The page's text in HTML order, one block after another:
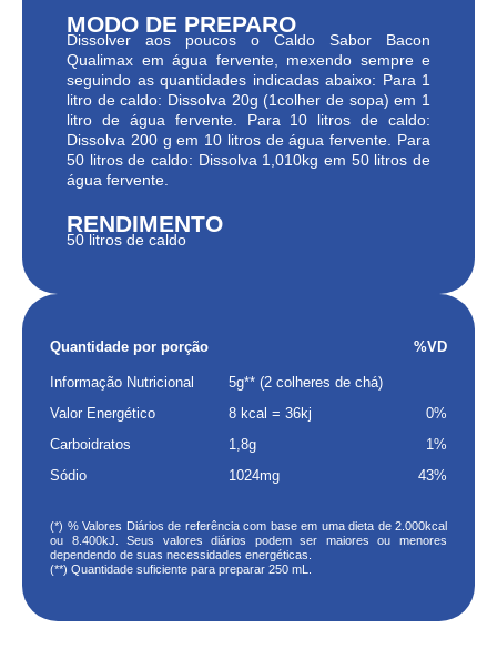
MODO DE PREPARO
Dissolver aos poucos o Caldo Sabor Bacon
Qualimax em água fervente, mexendo sempre e
seguindo as quantidades indicadas abaixo: Para 1
litro de caldo: Dissolva 20g (1colher de sopa) em 1
litro de água fervente. Para 10 litros de caldo:
Dissolva 200 g em 10 litros de água fervente. Para
50 litros de caldo: Dissolva 1,010kg em 50 litros de
água fervente.
RENDIMENTO
50 litros de caldo
Quantidade por porção %VD
Informação Nutricional
5g** (2 colheres de chá)
Valor Energético
8 kcal = 36kj
0%
Carboidratos
1,8g
1%
Sódio
1024mg 43%
(*) % Valores Diários de referência com base em uma dieta de 2.000kcal
ou 8.400kJ. Seus valores diários podem ser maiores ou menores
dependendo de suas necessidades energéticas.
(**) Quantidade suficiente para preparar 250 mL.